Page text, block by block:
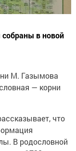
в новой
М. Газымова
— корни
что
В родословной